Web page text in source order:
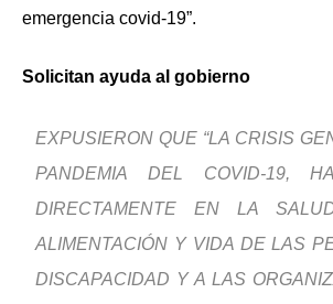
emergencia covid-19”.
Solicitan ayuda al gobierno
EXPUSIERON QUE “LA CRISIS
PANDEMIA DEL COVID-19,
DIRECTAMENTE EN LA
ALIMENTACIÓN Y VIDA DE LAS
DISCAPACIDAD Y A LAS